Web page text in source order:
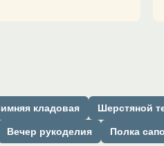
кладовая Шерстяной
Вечер рукоделия Полка